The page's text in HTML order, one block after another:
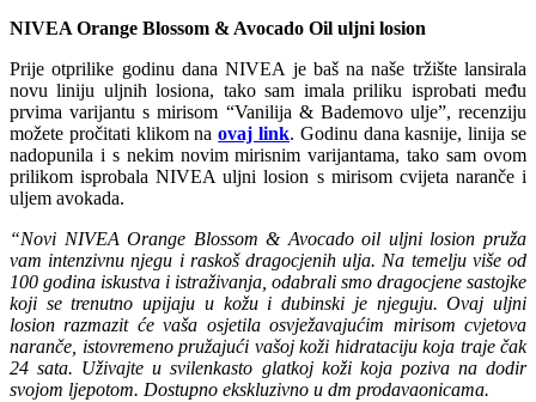
NIVEA Orange Blossom & Avocado Oil uljni losion
Prije otprilike godinu dana NIVEA je baš na naše tržište lansirala
novu liniju uljnih losiona, tako sam imala priliku isprobati među
prvima varijantu s mirisom “Vanilija & Bademovo ulje”, recenziju
možete pročitati klikom naovaj link. Godinu dana kasnije, linija se
nadopunila i s nekim novim mirisnim varijantama, tako sam ovom
prilikom isprobala NIVEA uljni losion s mirisom cvijeta naranče i
uljem avokada.
“Novi NIVEA Orange Blossom & Avocado oil uljni losion pruža
vam intenzivnu njegu i raskoš dragocjenih ulja. Na temelju više od
100 godina iskustva i istraživanja, odabrali smo dragocjene sastojke
koji se trenutno upijaju u kožu i dubinski je njeguju. Ovaj uljni
losion razmazit će vaša osjetila osvježavajućim mirisom cvjetova
naranče, istovremeno pružajući vašoj koži hidrataciju koja traje čak
24 sata. Uživajte u svilenkasto glatkoj koži koja poziva na dodir
svojom ljepotom. Dostupno ekskluzivno u dm prodavaonicama.